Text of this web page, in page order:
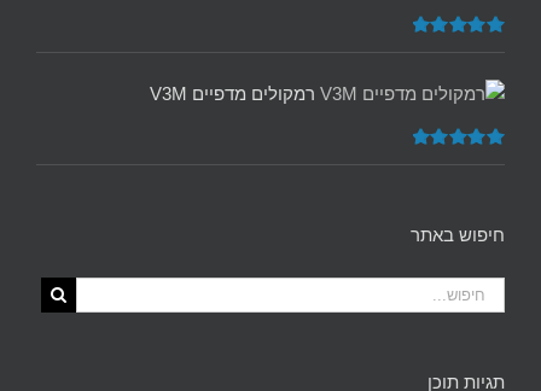
דורג5.00
רמקולים מדפיים V3M
דורג5.00
חיפוש באתר
תגיות תוכן